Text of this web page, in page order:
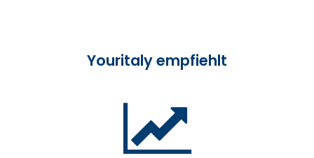
Youritaly empfiehlt